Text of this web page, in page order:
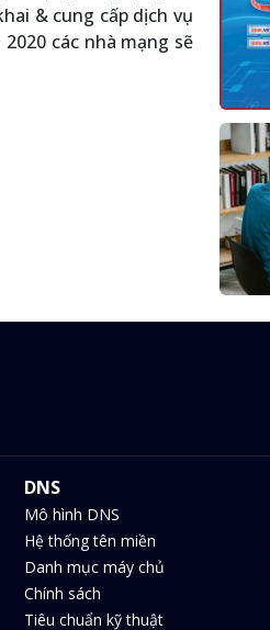
& cung cấp dịch vụ
các nhà mạng sẽ
DNS
Mô hình DNS
Hệ thống tên miền
Danh mục máy chủ
Chính sách
Tiêu chuẩn kỹ thuật